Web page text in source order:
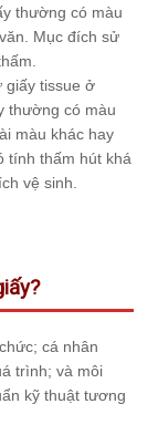
thường có màu
Mục đích sử
giấy tissue ở
thường có màu
màu khác hay
tính thấm hút khá
vệ sinh.
cá nhân
trình; và môi
kỹ thuật tương